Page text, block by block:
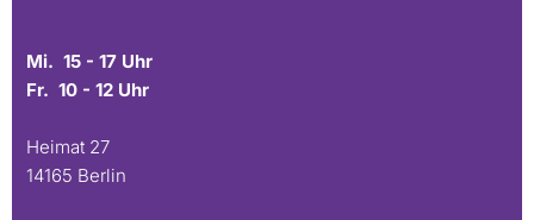
Mi. 15 - 17 Uhr
Fr. 10 - 12 Uhr
Heimat 27
14165 Berlin